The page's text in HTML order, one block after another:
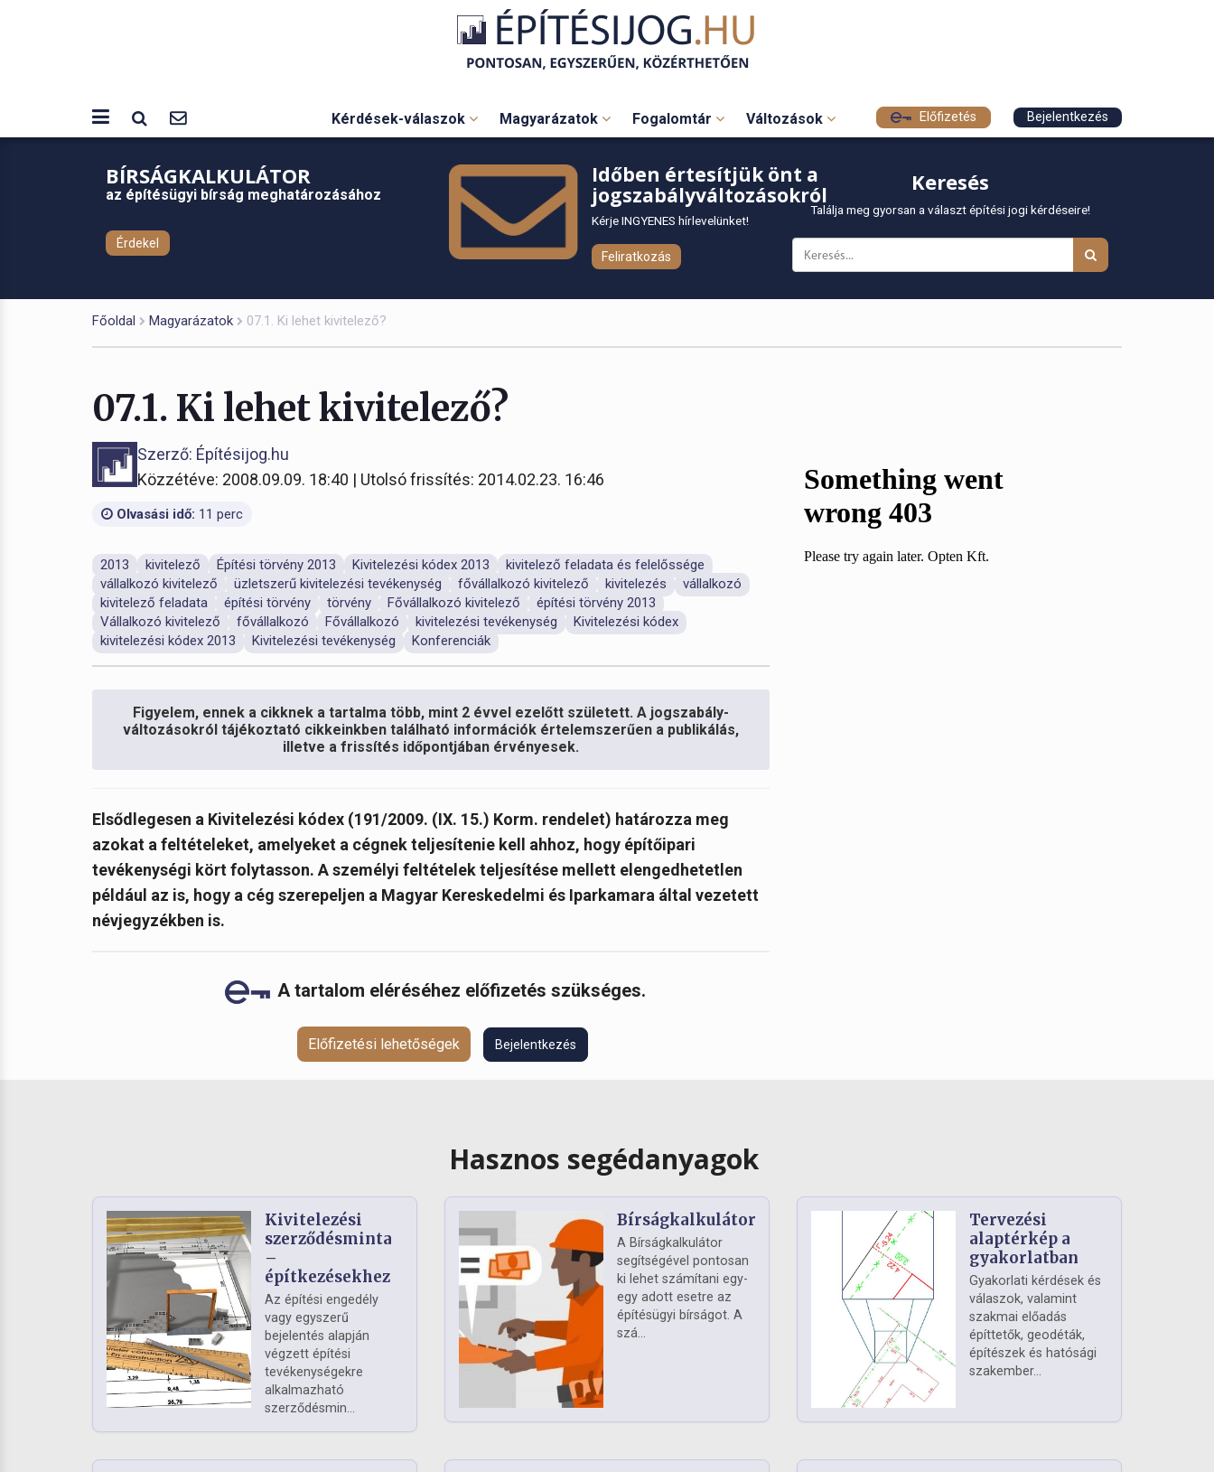
Kérdések-válaszok Magyarázatok Fogalomtár Változások Előfizetés Bejelentkezés
BÍRSÁGKALKULÁTOR
az építésügyi bírság meghatározásához
Érdekel
Időben értesítjük önt a
jogszabályváltozásokról
Kérje INGYENES hírlevelünket!
Feliratkozás
Keresés
Találja meg gyorsan a választ építési jogi kérdéseire!
Főoldal Magyarázatok 07.1. Ki lehet kivitelező?
07.1. Ki lehet kivitelező?
Szerző: Építésijog.hu
Közzétéve: 2008.09.09. 18:40 | Utolsó frissítés: 2014.02.23. 16:46
Olvasási idő: 11 perc
2013 kivitelező Építési törvény 2013 Kivitelezési kódex 2013
kivitelező feladata és felelőssége
vállalkozó kivitelező
üzletszerű kivitelezési tevékenység fővállalkozó kivitelező kivitelezés
vállalkozó
kivitelező feladata
építési törvény törvény Fővállalkozó kivitelező
építési törvény 2013
Vállalkozó kivitelező
fővállalkozó Fővállalkozó kivitelezési tevékenység
Kivitelezési kódex
kivitelezési kódex 2013
Kivitelezési tevékenység Konferenciák
Figyelem, ennek a cikknek a tartalma több, mint 2 évvel ezelőtt született. A jogszabály-
változásokról tájékoztató cikkeinkben található információk értelemszerűen a publikálás,
illetve a frissítés időpontjában érvényesek.
Elsődlegesen a Kivitelezési kódex (191/2009. (IX. 15.) Korm. rendelet) határozza meg
azokat a feltételeket, amelyeket a cégnek teljesítenie kell ahhoz, hogy építőipari
tevékenységi kört folytasson. A személyi feltételek teljesítése mellett elengedhetetlen
például az is, hogy a cég szerepeljen a Magyar Kereskedelmi és Iparkamara által vezetett
névjegyzékben is.
A tartalom eléréséhez előfizetés szükséges.
Előfizetési lehetőségek Bejelentkezés
Hasznos segédanyagok
Kivitelezési
szerződésminta
–
építkezésekhez
Az építési engedély
vagy egyszerű
bejelentés alapján
végzett építési
tevékenységekre
alkalmazható
szerződésmin...
Bírságkalkulátor
A Bírságkalkulátor
segítségével pontosan
ki lehet számítani egy-
egy adott esetre az
építésügyi bírságot. A
szá...
Tervezési
alaptérkép a
gyakorlatban
Gyakorlati kérdések és
válaszok, valamint
szakmai előadás
építtetők, geodéták,
építészek és hatósági
szakember...